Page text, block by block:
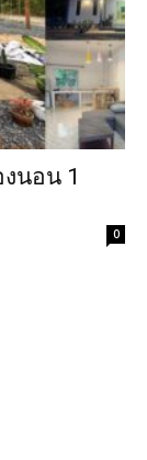
นอน 1
0